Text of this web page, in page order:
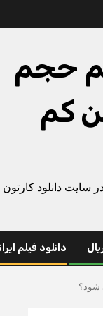
حجم
کم
سایت دانلود کارتون
دانلود فیلم
شود؟